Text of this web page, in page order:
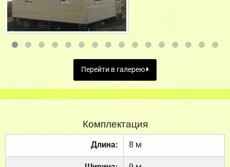
Перейти в галерею
Комплектация
Длина: 8 м